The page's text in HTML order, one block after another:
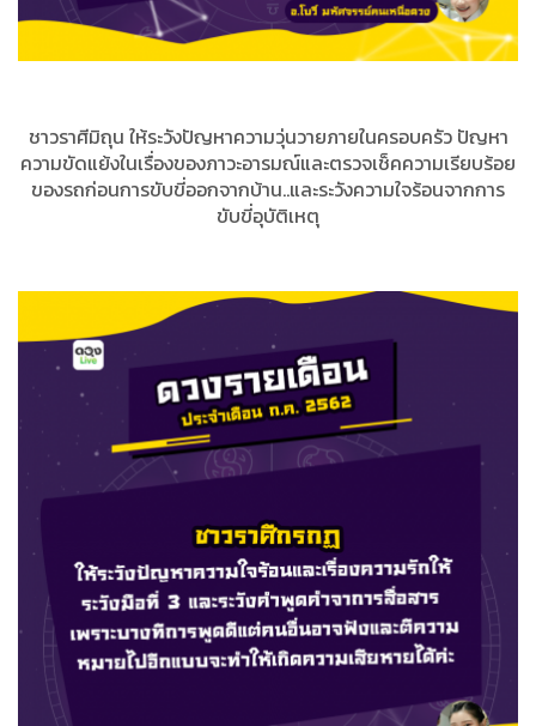
ชาวราศีมิถุน ให้ระวังปัญหาความวุ่นวายภายในครอบครัว ปัญหา
ความขัดแย้งในเรื่องของภาวะอารมณ์และตรวจเช็คความเรียบร้อย
ของรถก่อนการขับขี่ออกจากบ้าน..และระวังความใจร้อนจากการ
ขับขี่อุบัติเหตุ